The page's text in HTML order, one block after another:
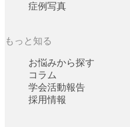
症例写真
もっと知る
お悩みから探す
コラム
学会活動報告
採用情報